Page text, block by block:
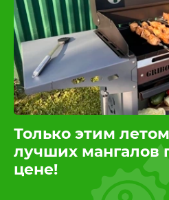
Только этим
лучших мангалов
цене!